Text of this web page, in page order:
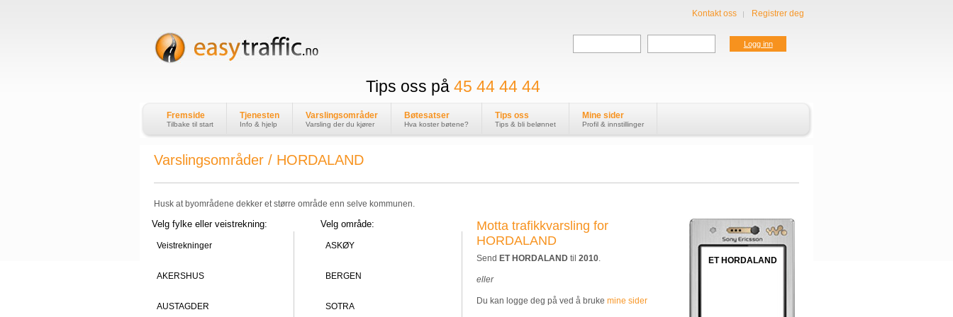
Tips oss på 45 44 44 44
Kontakt oss Registrer deg
Fremside
Tilbake til start
Tjenesten
Info & hjelp
Varslingsområder
Varsling der du kjører
Bøtesatser
Hva koster bøtene?
Tips oss
Tips & bli belønnet
Mine sider
Profil & innstillinger
Varslingsområder / HORDALAND
Husk at byområdene dekker et større område enn selve kommunen.
Velg fylke eller veistrekning:
Veistrekninger
AKERSHUS
AUSTAGDER
Velg område:
ASKØY
BERGEN
SOTRA
ET HORDALAND
Motta trafikkvarsling for
HORDALAND
Send ET HORDALAND til 2010
eller
Du kan logge deg på ved å bruke mine sider